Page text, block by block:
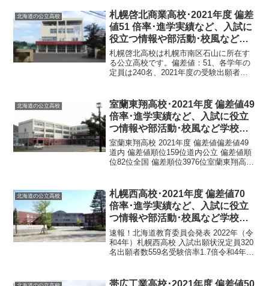
内 偏差値順位10位道内公立 偏差値順...
北海道の公立高校
札幌啓北商業高校･2021年度 偏差
値51 倍率･進学実績など、入試に
役立つ情報や部活動･校風など学
校の特徴を調査しました。
札幌啓北高校は札幌市南区石山に所在す
る公立高校です。偏差値：51、各学年の
定員は240名、2021年度の受験出願者数
商学科51道内 偏差値順位123位道内公...
北海道の公立高校
室蘭東翔高校･2021年度 偏差値49
倍率･進学実績など、入試に役立
つ情報や部活動･校風など学校の
特徴を調査しました。
室蘭東翔高校 2021年度 偏差値偏差値49
道内 偏差値順位159位道内公立 偏差値順
位82位全国 偏差順位3976位室蘭東翔高校
４丁目３５−１電話番号01...
北海道の公立高校
札幌西高校･2021年度 偏差値70
倍率･進学実績など、入試に役立
つ情報や部活動･校風など学校の
特徴を調査しました。
速報！北海道教育委員会発表 2022年（令
和4年）札幌西高校 入試出願状況定員320
名出願者数559名受験倍率1.7倍令和4年1
961名（男子504名･女子457名...
帯広工業高校･2021年度 偏差値50